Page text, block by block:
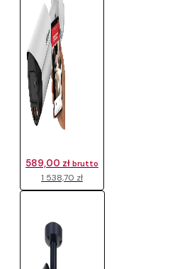
1 538,70 zł
589,00 zł brutto